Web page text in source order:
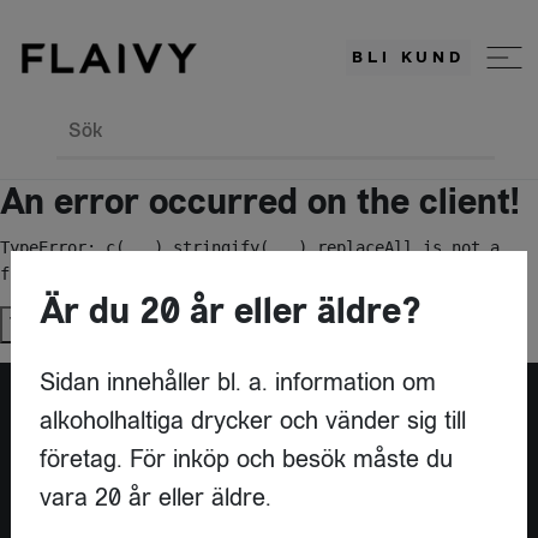
BLI KUND
Sök
An error occurred on the client!
TypeError: c(...).stringify(...).replaceAll is not a
function
Try again
Är du leverantör?
Är du 20 år eller äldre?
Sidan innehåller bl. a. information om
alkoholhaltiga drycker och vänder sig till
företag. För inköp och besök måste du
vara 20 år eller äldre.